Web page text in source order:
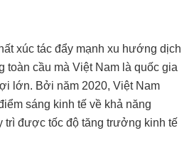
xúc tác đẩy mạnh xu hướng dịch
toàn cầu mà Việt Nam là quốc gia
lớn. Bởi năm 2020, Việt Nam
sáng kinh tế về khả năng
trì được tốc độ tăng trưởng kinh tế